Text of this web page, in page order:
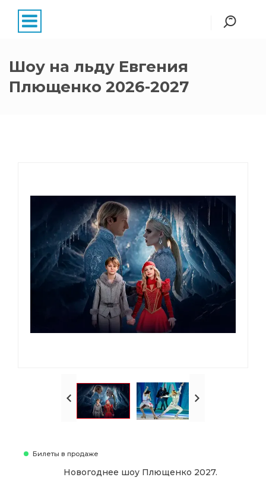
Шоу на льду Евгения
Плющенко 2026-2027
Билеты в продаже
Новогоднее шоу Плющенко 2027.